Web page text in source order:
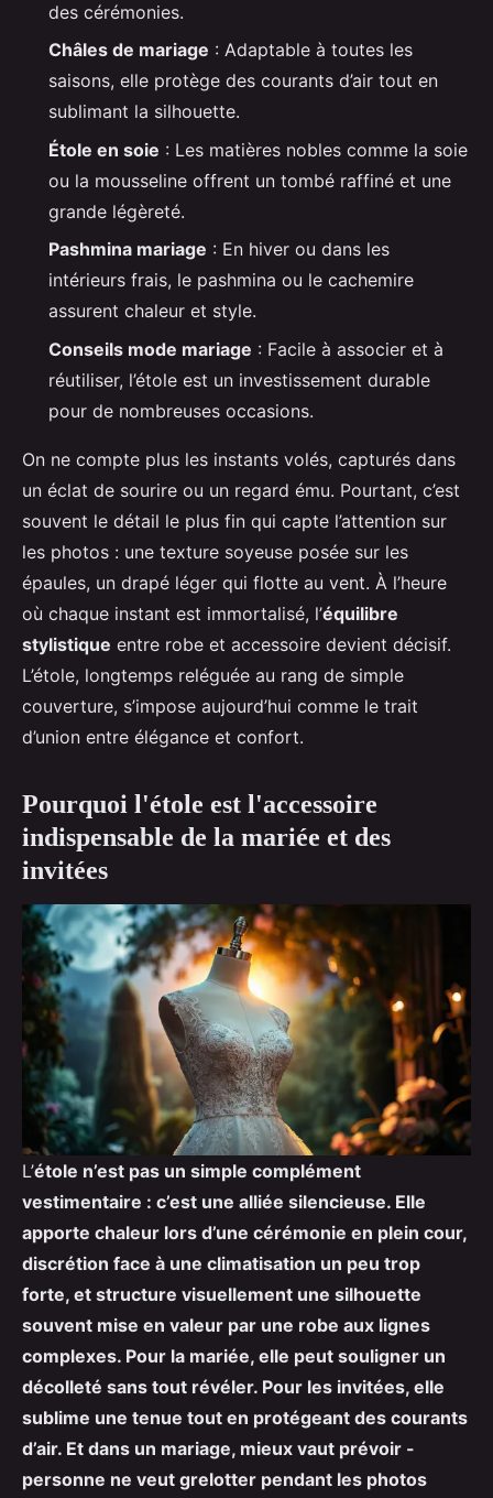
des cérémonies.
Châles de mariage : Adaptable à toutes les
saisons, elle protège des courants d’air tout en
sublimant la silhouette.
Étole en soie : Les matières nobles comme la soie
ou la mousseline offrent un tombé raffiné et une
grande légèreté.
Pashmina mariage : En hiver ou dans les
intérieurs frais, le pashmina ou le cachemire
assurent chaleur et style.
Conseils mode mariage : Facile à associer et à
réutiliser, l’étole est un investissement durable
pour de nombreuses occasions.
On ne compte plus les instants volés, capturés dans
un éclat de sourire ou un regard ému. Pourtant, c’est
souvent le détail le plus fin qui capte l’attention sur
les photos : une texture soyeuse posée sur les
épaules, un drapé léger qui flotte au vent. À l’heure
où chaque instant est immortalisé, l’équilibre
stylistique entre robe et accessoire devient décisif.
L’étole, longtemps reléguée au rang de simple
couverture, s’impose aujourd’hui comme le trait
d’union entre élégance et confort.
Pourquoi l'étole est l'accessoire
indispensable de la mariée et des
invitées
L’étole n’est pas un simple complément
vestimentaire : c’est une alliée silencieuse. Elle
apporte chaleur lors d’une cérémonie en plein cour,
discrétion face à une climatisation un peu trop
forte, et structure visuellement une silhouette
souvent mise en valeur par une robe aux lignes
complexes. Pour la mariée, elle peut souligner un
décolleté sans tout révéler. Pour les invitées, elle
sublime une tenue tout en protégeant des courants
d’air. Et dans un mariage, mieux vaut prévoir -
personne ne veut grelotter pendant les photos